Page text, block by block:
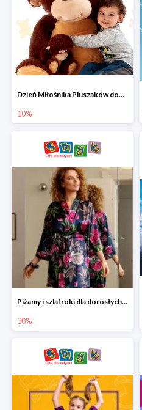
Dzień Miłośnika Pluszaków dodatkowy rabat -10%
10%
Piżamy i szlafroki dla dorosłych w Smyku do -30%
30%